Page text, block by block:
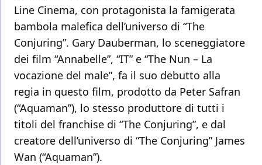
Line Cinema, con protagonista la famigerata
bambola malefica dell’universo di “The
Conjuring”. Gary Dauberman, lo sceneggiatore
dei film “Annabelle”, “IT” e “The Nun – La
vocazione del male”, fa il suo debutto alla
regia in questo film, prodotto da Peter Safran
(“Aquaman”), lo stesso produttore di tutti i
titoli del franchise di “The Conjuring”, e dal
creatore dell’universo di “The Conjuring” James
Wan (“Aquaman”).